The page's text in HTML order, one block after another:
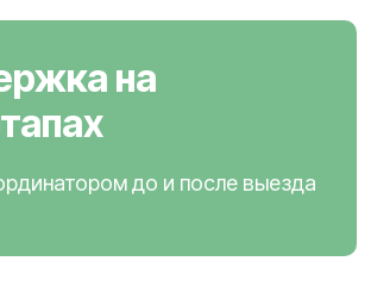
на
до и после выезда